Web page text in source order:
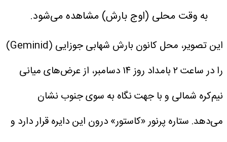
به وقت محلی (اوج بارش) مشاهده می‌شود.
این تصویر، محل کانون بارش شهابی جوزایی (Geminid)
را در ساعت ۲ بامداد روز ۱۴ دسامبر، از عرض‌های میانی
نیم‌کره شمالی و با جهت نگاه به سوی جنوب نشان
می‌دهد. ستاره پرنور «کاستور» درون این دایره قرار دارد و